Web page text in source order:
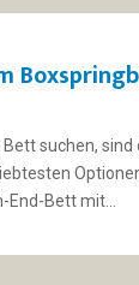
suchen, sind
End-Bett mit...